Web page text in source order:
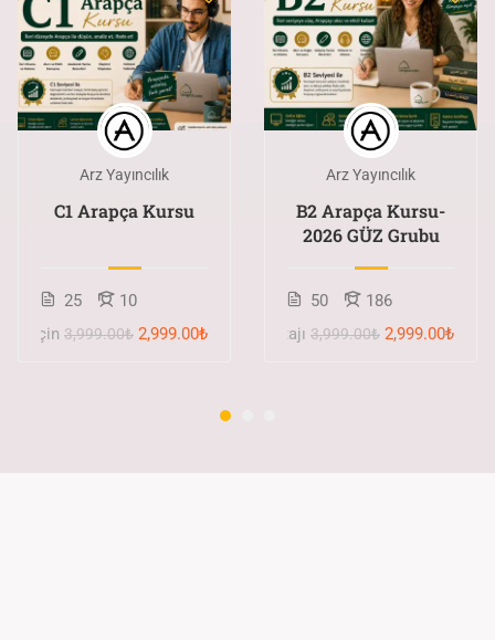
Arz Yayıncılık
C1 Arapça Kursu
25
10
için 3,999.00₺ 2,999.00₺
Arz Yayıncılık
B2 Arapça Kursu-
2026 GÜZ Grubu
50
186
Erken kayıt avantajı 3,999.00₺ 2,999.00₺